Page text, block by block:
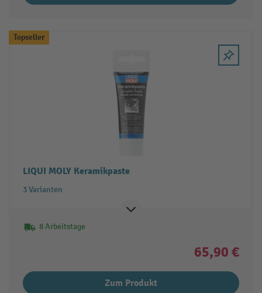
Topseller
LIQUI MOLY Keramikpaste
3 Varianten
8 Arbeitstage
65,90 €
Zum Produkt